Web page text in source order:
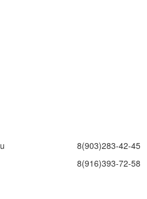
8(903)283-42-45
8(916)393-72-58